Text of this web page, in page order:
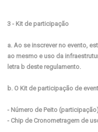
3 - Kit de participação
a. Ao se inscrever no evento,
ao mesmo e uso da
letra b deste regulamento.
b. O Kit de participação de
- Número de Peito
- Chip de Cronometragem de